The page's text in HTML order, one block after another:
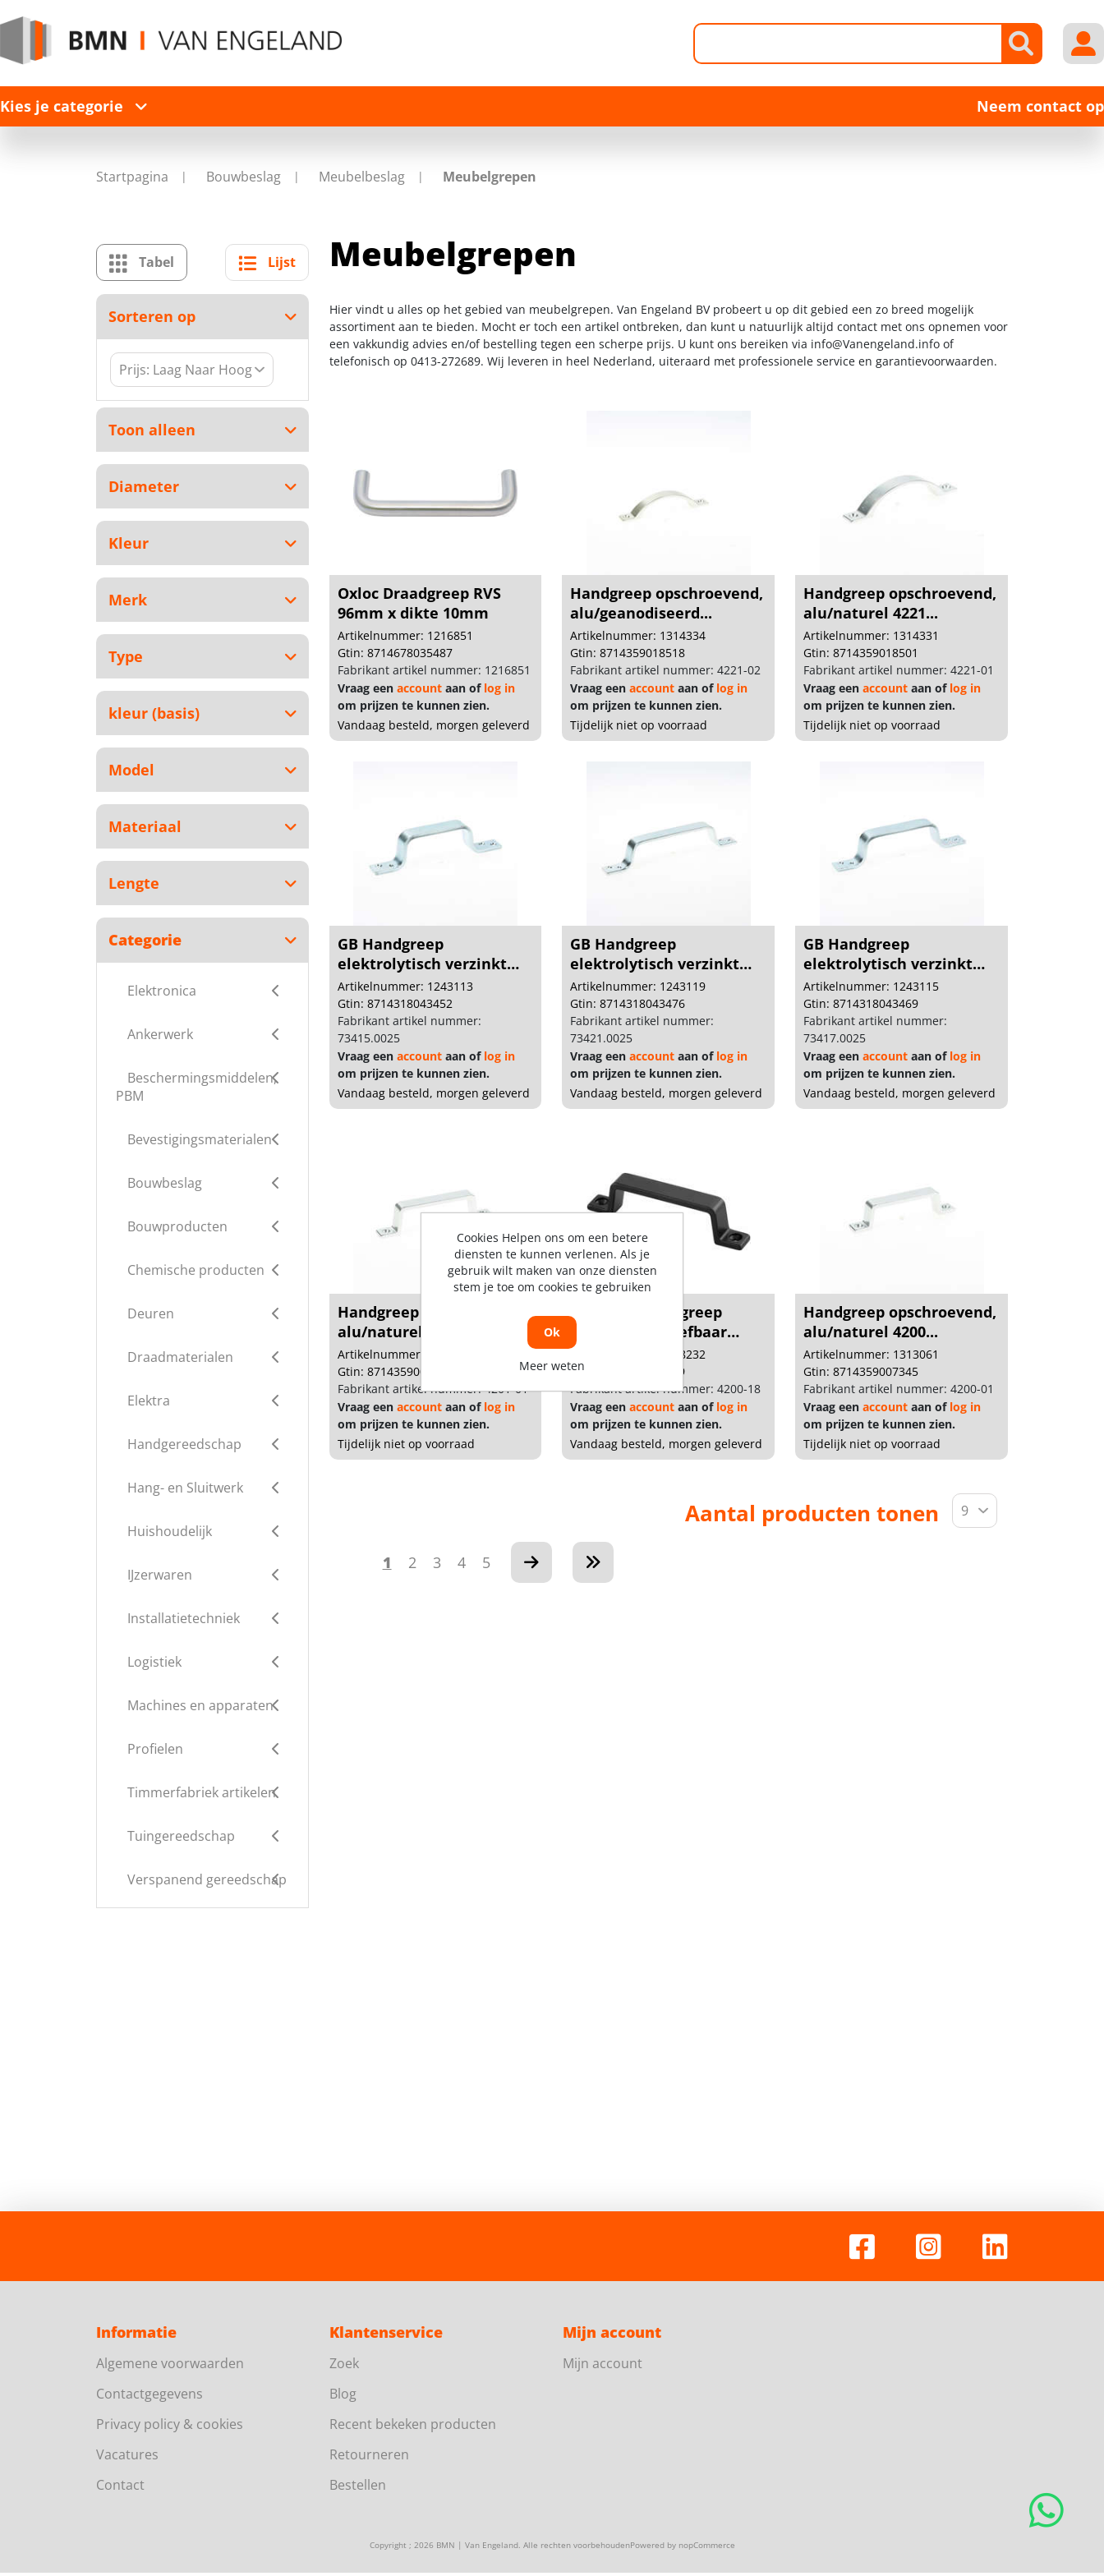
Kies je categorie Neem contact op
Startpagina Bouwbeslag Meubelbeslag Meubelgrepen
Tabel Lijst
Sorteren op
Toon alleen
Diameter
Kleur
Merk
Type
kleur (basis)
Model
Materiaal
Lengte
Categorie
Elektronica
Ankerwerk
Beschermingsmiddelen,
PBM
Bevestigingsmaterialen
Bouwbeslag
Bouwproducten
Chemische producten
Deuren
Draadmaterialen
Elektra
Handgereedschap
Hang- en Sluitwerk
Huishoudelijk
IJzerwaren
Installatietechniek
Logistiek
Machines en apparaten
Profielen
Timmerfabriek artikelen
Tuingereedschap
Verspanend gereedschap
Meubelgrepen
Hier vindt u alles op het gebied van meubelgrepen. Van Engeland BV probeert u op dit gebied een zo breed mogelijk
assortiment aan te bieden. Mocht er toch een artikel ontbreken, dan kunt u natuurlijk altijd contact met ons opnemen voor
een vakkundig advies en/of bestelling tegen een scherpe prijs. U kunt ons bereiken via info@Vanengeland.infoof
telefonisch op 0413-272689. Wij leveren in heel Nederland, uiteraard met professionele service en garantievoorwaarden.
Oxloc Draadgreep RVS
96mm x dikte 10mm
Artikelnummer: 1216851
Gtin: 8714678035487
Fabrikant artikel nummer: 1216851
Vraag een accountaan of log in
om prijzen te kunnen zien.
Vandaag besteld, morgen geleverd
Handgreep opschroevend,
alu/geanodiseerd...
Artikelnummer: 1314334
Gtin: 8714359018518
Fabrikant artikel nummer: 4221-02
Vraag eenaccount aan of log in
om prijzen te kunnen zien.
Tijdelijk niet op voorraad
Handgreep opschroevend,
alu/naturel 4221...
Artikelnummer: 1314331
Gtin: 8714359018501
Fabrikant artikel nummer: 4221-01
Vraag eenaccount aan of log in
om prijzen te kunnen zien.
Tijdelijk niet op voorraad
GB Handgreep
elektrolytisch verzinkt
150...
Artikelnummer: 1243113
Gtin: 8714318043452
Fabrikant artikel nummer:
73415.0025
Vraag een accountaan of log in
om prijzen te kunnen zien.
Vandaag besteld, morgen geleverd
GB Handgreep
elektrolytisch verzinkt
210...
Artikelnummer: 1243119
Gtin: 8714318043476
Fabrikant artikel nummer:
73421.0025
Vraag eenaccount aan of log in
om prijzen te kunnen zien.
Vandaag besteld, morgen geleverd
GB Handgreep
elektrolytisch verzinkt
170...
Artikelnummer: 1243115
Gtin: 8714318043469
Fabrikant artikel nummer:
73417.0025
Vraag eenaccount aan of log in
om prijzen te kunnen zien.
Vandaag besteld, morgen geleverd
Handgreep opschroevend,
alu/naturel 4201...
Artikelnummer: 1313062
Gtin: 8714359007536
Fabrikant artikel nummer: 4201-01
Vraag een accountaan of log in
om prijzen te kunnen zien.
Tijdelijk niet op voorraad
Hermeta Handgreep
90mm opschroefbaar
zwa...
Artikelnummer: 1348232
Gtin: 8714359038189
Fabrikant artikel nummer: 4200-18
Vraag eenaccount aan of log in
om prijzen te kunnen zien.
Vandaag besteld, morgen geleverd
Handgreep opschroevend,
alu/naturel 4200...
Artikelnummer: 1313061
Gtin: 8714359007345
Fabrikant artikel nummer: 4200-01
Vraag eenaccount aan of log in
om prijzen te kunnen zien.
Tijdelijk niet op voorraad
1 2 3 4 5
Aantal producten tonen
Informatie
Algemene voorwaarden
Contactgegevens
Privacy policy & cookies
Vacatures
Contact
Klantenservice
Zoek
Blog
Recent bekeken producten
Retourneren
Bestellen
Mijn account
Mijn account
Copyright ; 2026 BMN | Van Engeland. Alle rechten voorbehoudenPowered by nopCommerce
Cookies Helpen ons om een betere
diensten te kunnen verlenen. Als je
gebruik wilt maken van onze diensten
stem je toe om cookies te gebruiken
Ok
Meer weten